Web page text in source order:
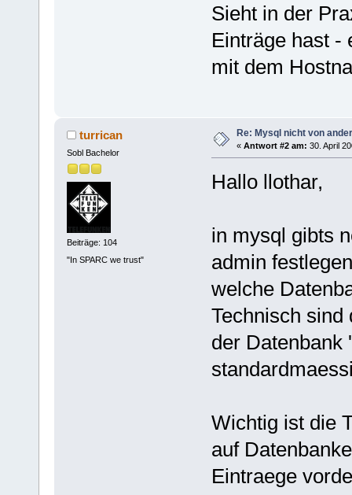
Sieht in der
Einträge hast -
mit dem
turrican
Sobl Bachelor
Beiträge: 104
"In SPARC we trust"
Re: Mysql nicht von
« Antwort #2 am: 30. April
Hallo llothar,
in mysql gibts
admin
welche
Technisch sind
der Datenbank
Wichtig ist die
auf
Eintraege